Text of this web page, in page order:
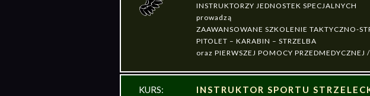
INSTRUKTORZY JEDNOSTEK SPECJALNYCH
prowadzą
ZAAWANSOWANE SZKOLENIE TAKTYCZNO-
PITOLET – KARABIN – STRZELBA
oraz PIERWSZEJ POMOCY
KURS: INSTRUKTOR SPORTU